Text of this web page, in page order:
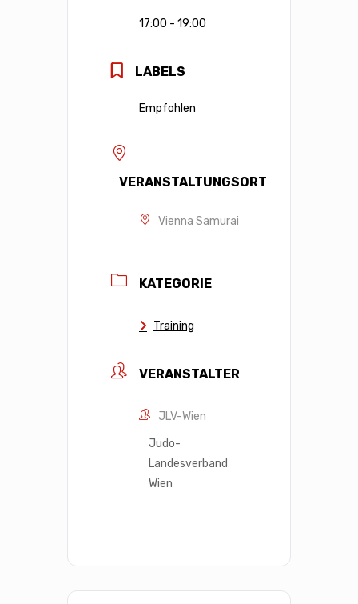
17:00 - 19:00
LABELS
Empfohlen
VERANSTALTUNGSORT
Vienna Samurai
KATEGORIE
Training
VERANSTALTER
JLV-Wien
Judo-
Landesverband
Wien